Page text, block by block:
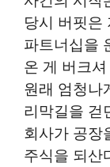
당시 버핏은
파트너십을
온 게 버크
원래 엄청나
리막길을 걷
회사가 공장
주식을 되산